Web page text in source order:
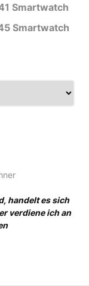
Smartwatch
Smartwatch
handelt es sich
verdiene ich an